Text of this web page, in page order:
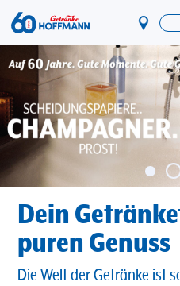
Direkt
zum
Inhalt
Startseite Getränke Hoffmann
Dein
puren Genuss
Die Welt der Getränke ist